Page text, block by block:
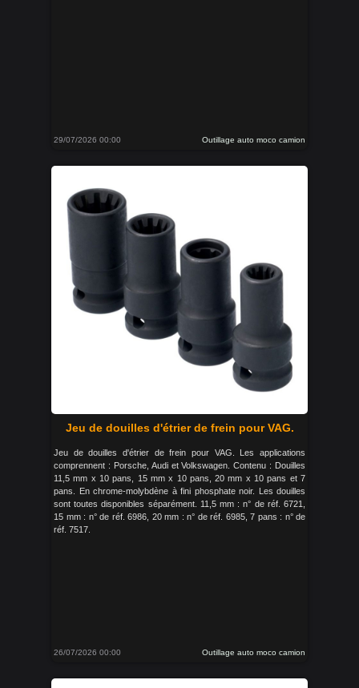
29/07/2026 00:00 Outillage auto moco camion
Jeu de douilles d'étrier de frein pour VAG.
Jeu de douilles d'étrier de frein pour VAG. Les applications
comprennent : Porsche, Audi et Volkswagen. Contenu : Douilles
11,5 mm x 10 pans, 15 mm x 10 pans, 20 mm x 10 pans et 7
pans. En chrome-molybdène à fini phosphate noir. Les douilles
sont toutes disponibles séparément. 11,5 mm : n° de réf. 6721,
15 mm : n° de réf. 6986, 20 mm : n° de réf. 6985, 7 pans : n° de
réf. 7517.
26/07/2026 00:00 Outillage auto moco camion